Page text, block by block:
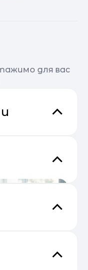
для вас